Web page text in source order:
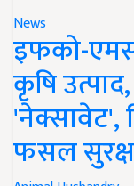
News
इफको-
कृषि
'नेक्सावेट',
फसल